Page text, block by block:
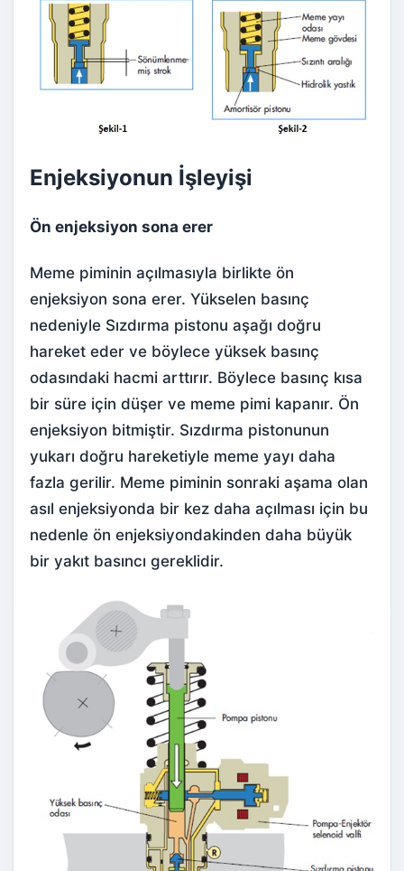
Enjeksiyonun İşleyişi
Ön enjeksiyon sona erer
Meme piminin açılmasıyla birlikte ön
enjeksiyon sona erer. Yükselen basınç
nedeniyle Sızdırma pistonu aşağı doğru
hareket eder ve böylece yüksek basınç
odasındaki hacmi arttırır. Böylece basınç kısa
bir süre için düşer ve meme pimi kapanır. Ön
enjeksiyon bitmiştir. Sızdırma pistonunun
yukarı doğru hareketiyle meme yayı daha
fazla gerilir. Meme piminin sonraki aşama olan
asıl enjeksiyonda bir kez daha açılması için bu
nedenle ön enjeksiyondakinden daha büyük
bir yakıt basıncı gereklidir.